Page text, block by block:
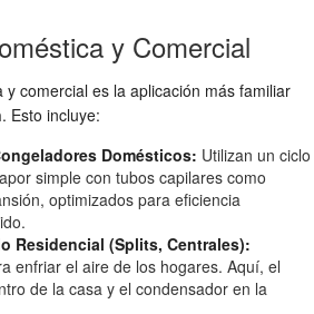
y Comercial
comercial es la aplicación más familiar
. Esto incluye:
Domésticos: Utilizan un ciclo
simple con tubos capilares como
optimizados para eficiencia
Residencial (Splits, Centrales):
enfriar el aire de los hogares. Aquí, el
de la casa y el condensador en la